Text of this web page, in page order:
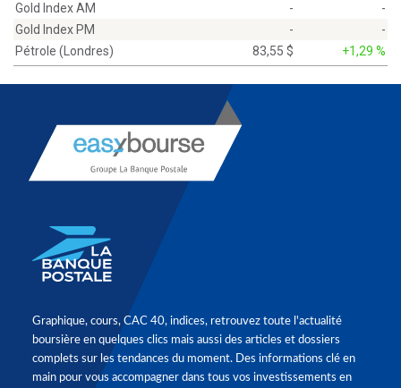
Gold Index AM
-
-
Gold Index PM
-
-
Pétrole (Londres)
83,55 $ +1,29 %
Graphique, cours, CAC 40, indices, retrouvez toute l'actualité
boursière en quelques clics mais aussi des articles et dossiers
complets sur les tendances du moment. Des informations clé en
main pour vous accompagner dans tous vos investissements en